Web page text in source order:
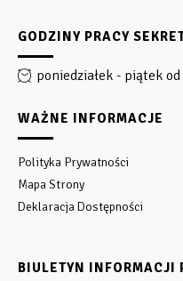
GODZINY PRACY
poniedziałek - piątek
WAŻNE INFORMACJE
Polityka Prywatności
Mapa Strony
Deklaracja Dostępności
BIULETYN INFORMACJI